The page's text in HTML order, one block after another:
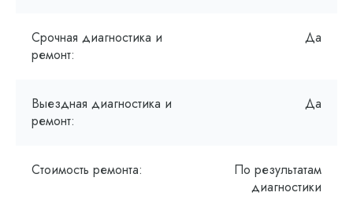
Срочная диагностика и
ремонт:
Да
Выездная диагностика и
ремонт:
Да
Стоимость ремонта:
По результатам
диагностики